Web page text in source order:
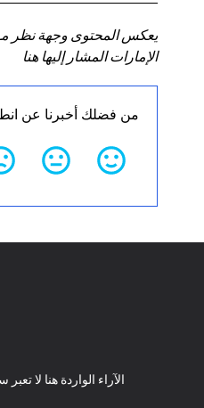
يعكس المحتوى وجهة نظر
الإمارات المشار إليها هنا
من فضلك أخبرنا عن
الآراء الواردة هنا لا